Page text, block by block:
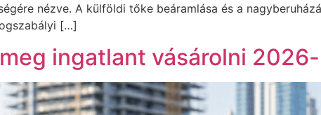
nézve. A külföldi tőke beáramlása és a
[…]
ingatlant vásárolni